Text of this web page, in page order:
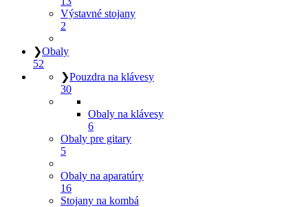
Výstavné stojany
2
❯Obaly
52
❯Pouzdra na klávesy
30
Obaly na klávesy
6
Obaly pre gitary
5
Obaly na aparatúry
16
Stojany na kombá